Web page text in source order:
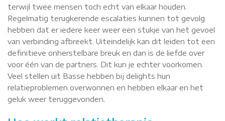
terwijl twee mensen toch echt van elkaar houden.
Regelmatig terugkerende escalaties kunnen tot gevolg
hebben dat er iedere keer weer een stukje van het gevoel
van verbinding afbreekt. Uiteindelijk kan dit leiden tot een
definitieve onherstelbare breuk en dan is de liefde over
voor één van de partners. Dit kun je echter voorkomen.
Veel stellen uit Basse hebben bij delights hun
relatieproblemen overwonnen en hebben elkaar en het
geluk weer teruggevonden.